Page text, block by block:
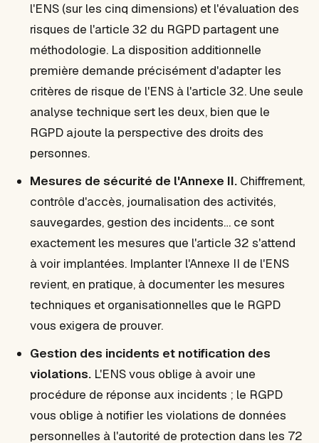
l'ENS (sur les cinq dimensions) et l'évaluation des
risques de l'article 32 du RGPD partagent une
méthodologie. La disposition additionnelle
première demande précisément d'adapter les
critères de risque de l'ENS à l'article 32. Une seule
analyse technique sert les deux, bien que le
RGPD ajoute la perspective des droits des
personnes.
Mesures de sécurité de l'Annexe II. Chiffrement,
contrôle d'accès, journalisation des activités,
sauvegardes, gestion des incidents… ce sont
exactement les mesures que l'article 32 s'attend
à voir implantées. Implanter l'Annexe II de l'ENS
revient, en pratique, à documenter les mesures
techniques et organisationnelles que le RGPD
vous exigera de prouver.
Gestion des incidents et notification des
violations. L'ENS vous oblige à avoir une
procédure de réponse aux incidents ; le RGPD
vous oblige à notifier les violations de données
personnelles à l'autorité de protection dans les 72